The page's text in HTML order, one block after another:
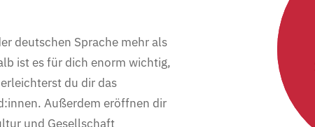
deutschen Sprache mehr als
ist es für dich enorm wichtig,
du dir das
Außerdem eröffnen dir
und Gesellschaft